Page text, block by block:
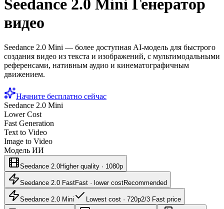
Seedance 2.0 Mini Генератор
видео
Seedance 2.0 Mini — более доступная AI-модель для быстрого
создания видео из текста и изображений, с мультимодальными
референсами, нативным аудио и кинематографичным
движением.
Начните бесплатно сейчас
Seedance 2.0 Mini
Lower Cost
Fast Generation
Text to Video
Image to Video
Модель ИИ
Seedance 2.0Higher quality · 1080p
Seedance 2.0 FastFast · lower costRecommended
Seedance 2.0 Mini Lowest cost · 720p2/3 Fast price